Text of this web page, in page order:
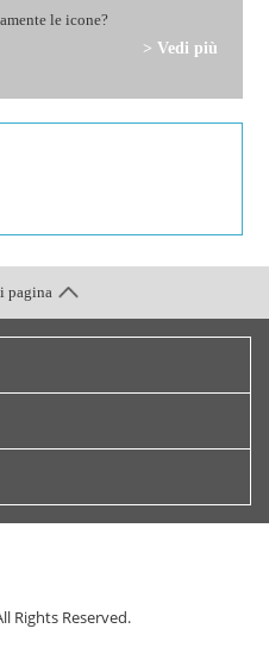
le icone?
> Vedi più
Rights Reserved.
pagina